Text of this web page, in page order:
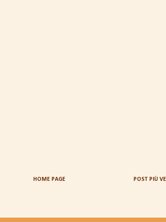
POST PIÙ
HOME PAGE